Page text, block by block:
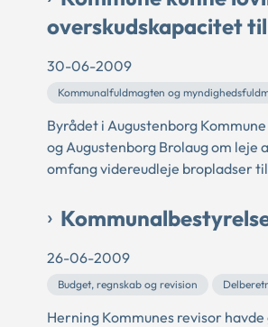
overskudskapacitet
30-06-2009
Kommunalfuldmagten og
Byrådet i Augustenborg
og Augustenborg Brolaug om
omfang videreudleje bropladser
26-06-2009
Budget, regnskab og revision
Herning Kommunes revisor